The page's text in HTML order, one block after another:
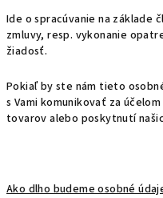
Ide o spracúvanie na základe
zmluvy, resp. vykonanie
žiadosť.
Pokiaľ by ste nám tieto
s Vami komunikovať za
tovarov alebo poskytnutí
Ako dlho budeme osobné